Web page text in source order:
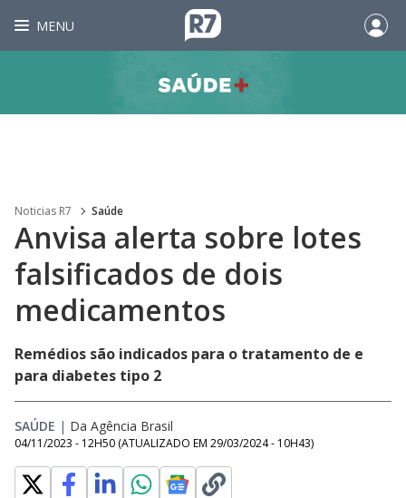
MENU
Noticias R7 Saúde
Anvisa alerta sobre lotes
falsificados de dois
medicamentos
Remédios são indicados para o tratamento de e
para diabetes tipo 2
SAÚDE | Da Agência Brasil
04/11/2023 - 12H50 (ATUALIZADO EM 29/03/2024 - 10H43)